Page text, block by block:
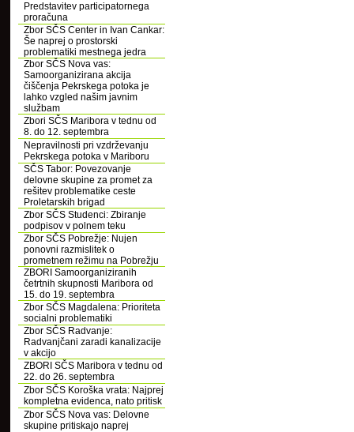
Predstavitev participatornega
proračuna
Zbor SČS Center in Ivan Cankar:
Še naprej o prostorski
problematiki mestnega jedra
Zbor SČS Nova vas:
Samoorganizirana akcija
čiščenja Pekrskega potoka je
lahko vzgled našim javnim
službam
Zbori SČS Maribora v tednu od
8. do 12. septembra
Nepravilnosti pri vzdrževanju
Pekrskega potoka v Mariboru
SČS Tabor: Povezovanje
delovne skupine za promet za
rešitev problematike ceste
Proletarskih brigad
Zbor SČS Studenci: Zbiranje
podpisov v polnem teku
Zbor SČS Pobrežje: Nujen
ponovni razmislitek o
prometnem režimu na Pobrežju
ZBORI Samoorganiziranih
četrtnih skupnosti Maribora od
15. do 19. septembra
Zbor SČS Magdalena: Prioriteta
socialni problematiki
Zbor SČS Radvanje:
Radvanjčani zaradi kanalizacije
v akcijo
ZBORI SČS Maribora v tednu od
22. do 26. septembra
Zbor SČS Koroška vrata: Najprej
kompletna evidenca, nato pritisk
Zbor SČS Nova vas: Delovne
skupine pritiskajo naprej